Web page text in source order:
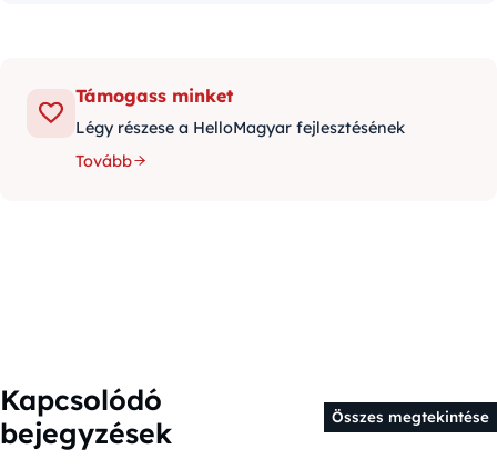
Támogass minket
Légy részese a HelloMagyar fejlesztésének
Tovább
Kapcsolódó
bejegyzések
Összes megtekintése